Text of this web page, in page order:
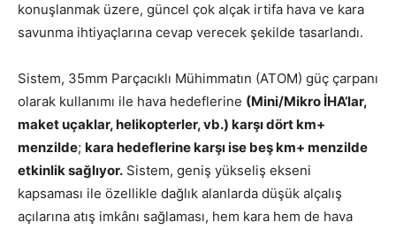
konuşlanmak üzere, güncel çok alçak irtifa hava ve kara
savunma ihtiyaçlarına cevap verecek şekilde tasarlandı.
Sistem, 35mm Parçacıklı Mühimmatın (ATOM) güç çarpanı
olarak kullanımı ile hava hedeflerine (Mini/Mikro İHA’lar,
maket uçaklar, helikopterler, vb.) karşı dört km+
menzilde; kara hedeflerine karşı ise beş km+ menzilde
etkinlik sağlıyor. Sistem, geniş yükseliş ekseni
kapsaması ile özellikle dağlık alanlarda düşük alçalış
açılarına atış imkânı sağlaması, hem kara hem de hava